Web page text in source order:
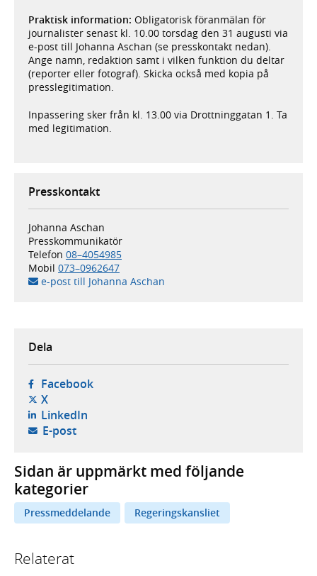
Praktisk information: Obligatorisk föranmälan för
journalister senast kl. 10.00 torsdag den 31 augusti via
e-post till Johanna Aschan (se presskontakt nedan).
Ange namn, redaktion samt i vilken funktion du deltar
(reporter eller fotograf). Skicka också med kopia på
presslegitimation.
Inpassering sker från kl. 13.00 via Drottninggatan 1. Ta
med legitimation.
Presskontakt
Johanna Aschan
Presskommunikatör
Telefon 08–4054985
Mobil 073–0962647
e-post till Johanna Aschan
Dela
Facebook- öppnas i ny flik, extern webbplats,
X- öppnas i ny flik, extern webbplats,
LinkedIn- öppnas i ny flik, extern webbplats,
E-post- öppnar din e-postklient,
Sidan är uppmärkt med följande
kategorier
Pressmeddelande Regeringskansliet
Relaterat